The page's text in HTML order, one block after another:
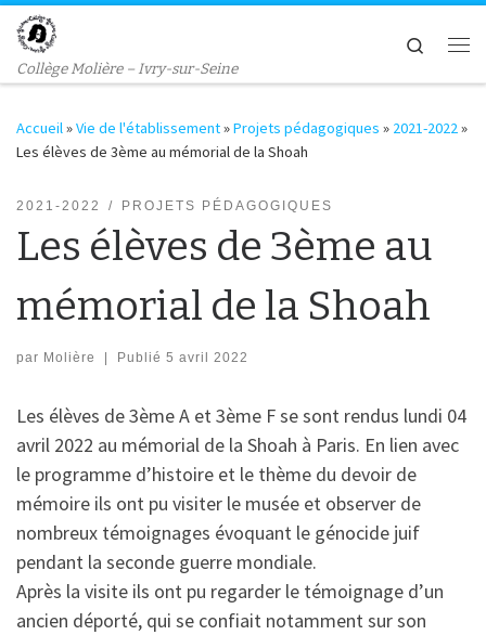
Passer au contenu
Collège Molière – Ivry-sur-Seine
Search
Accueil »Vie de l'établissement»Projets pédagogiques » 2021-2022 »
Les élèves de 3ème au mémorial de la Shoah
2021-2022 PROJETS PÉDAGOGIQUES
Les élèves de 3ème au
mémorial de la Shoah
par Molière Publié 5 avril 2022
Les élèves de 3ème A et 3ème F se sont rendus lundi 04
avril 2022 au mémorial de la Shoah à Paris. En lien avec
le programme d’histoire et le thème du devoir de
mémoire ils ont pu visiter le musée et observer de
nombreux témoignages évoquant le génocide juif
pendant la seconde guerre mondiale.
Après la visite ils ont pu regarder le témoignage d’un
ancien déporté, qui se confiait notamment sur son